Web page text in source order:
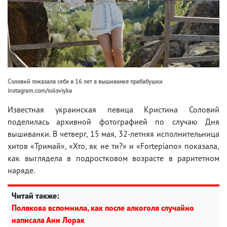
Соловий показала себя в 16 лет в вышиванке прабабушки
instagram.com/soloviyka
Известная украинская певица Кристина Соловий
поделилась архивной фотографией по случаю Дня
вышиванки. В четверг, 15 мая, 32-летняя исполнительница
хитов «Тримай», «Хто, як не ти?» и «Fortepiano» показала,
как выглядела в подростковом возрасте в раритетном
наряде.
Читай также:
Полякова вспомнила, как после алкоголя случайно
написала Ани Лорак